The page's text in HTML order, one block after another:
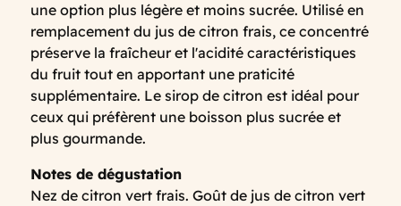
une option plus légère et moins sucrée. Utilisé en
remplacement du jus de citron frais, ce concentré
préserve la fraîcheur et l'acidité caractéristiques
du fruit tout en apportant une praticité
supplémentaire. Le sirop de citron est idéal pour
ceux qui préfèrent une boisson plus sucrée et
plus gourmande.
Notes de dégustation
Nez de citron vert frais. Goût de jus de citron vert